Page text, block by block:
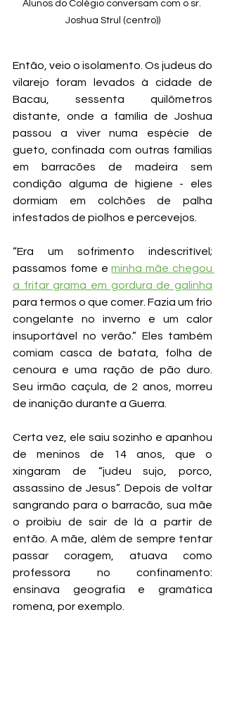
Alunos do Colégio conversam com o sr.
Joshua Strul (centro))
Então, veio o isolamento. Os judeus do
vilarejo foram levados à cidade de
Bacau, sessenta quilômetros
distante, onde a família de Joshua
passou a viver numa espécie de
gueto, confinada com outras famílias
em barracões de madeira sem
condição alguma de higiene - eles
dormiam em colchões de palha
infestados de piolhos e percevejos.
“Era um sofrimento indescritível;
passamos fome e minha mãe chegou
a fritar grama em gordura de galinha
para termos o que comer. Fazia um frio
congelante no inverno e um calor
insuportável no verão.” Eles também
comiam casca de batata, folha de
cenoura e uma ração de pão duro.
Seu irmão caçula, de 2 anos, morreu
de inanição durante a Guerra.
Certa vez, ele saiu sozinho e apanhou
de meninos de 14 anos, que o
xingaram de “judeu sujo, porco,
assassino de Jesus”. Depois de voltar
sangrando para o barracão, sua mãe
o proibiu de sair de lá a partir de
então. A mãe, além de sempre tentar
passar coragem, atuava como
professora no confinamento:
ensinava geografia e gramática
romena, por exemplo.